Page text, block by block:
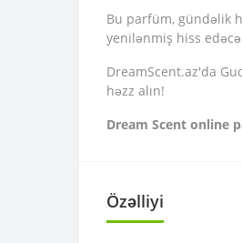
Bu parfüm, gündəlik
yenilənmiş hiss
DreamScent.az'da
həzz alın!
Dream Scent online
Özəlliyi